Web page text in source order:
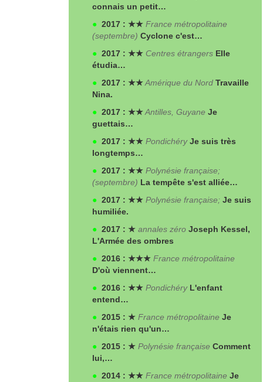
connais un petit…
● 2017 : ★★ France métropolitaine
(septembre) Cyclone c'est…
● 2017 : ★★ Centres étrangers Elle
étudia…
● 2017 : ★★Amérique du Nord Travaille
Nina.
● 2017 : ★★Antilles, Guyane Je
guettais…
● 2017 : ★★ PondichéryJe suis très
longtemps…
● 2017 : ★★ Polynésie française;
(septembre) La tempête s'est alliée…
● 2017 : ★★ Polynésie française; Je suis
humiliée.
● 2017 : ★ annales zéro Joseph Kessel,
L'Armée des ombres
● 2016 : ★★★ France métropolitaine
D'où viennent…
● 2016 : ★★ Pondichéry L'enfant
entend…
● 2015 : ★ France métropolitaine Je
n'étais rien qu'un…
● 2015 : ★ Polynésie française Comment
lui,…
● 2014 : ★★ France métropolitaine Je